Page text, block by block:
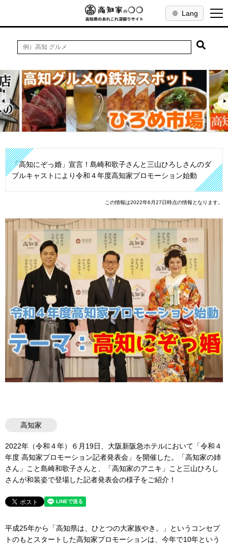
Lang
「高知にぞっ婚」宣言！島崎和歌子さんと三山ひろしさんのダ
ブルキャストにより令和４年度高知家プロモーション始動
この情報は2022年6月27日時点の情報となります。
高知家
2022年（令和４年）６月19日、大阪新阪急ホテルにおいて「令和４
年度 高知家プロモーション記者発表会」を開催した。「高知家の姉
さん」こと島崎和歌子さんと、「高知家のアニキ」こと三山ひろし
さんが和装姿で登場した記者発表会の様子をご紹介！
平成25年から「高知県は、ひとつの大家族やき。」というコンセプ
トのもとスタートした高知家プロモーションは、今年で10年という